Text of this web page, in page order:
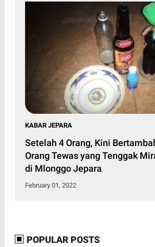
KABAR JEPARA
Setelah 4 Orang, Kini
Orang Tewas yang Tenggak
di Mlonggo Jepara
February 01, 2022
POPULAR POSTS